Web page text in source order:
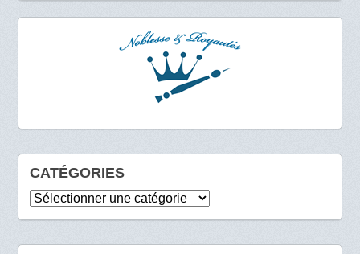
CATÉGORIES
Catégories